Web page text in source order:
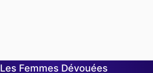
Les Femmes Dévouées